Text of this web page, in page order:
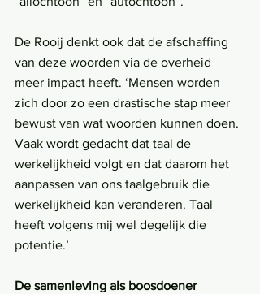
De Rooij denkt ook dat de afschaffing
van deze woorden via de overheid
meer impact heeft. ‘Mensen worden
zich door zo een drastische stap meer
bewust van wat woorden kunnen doen.
Vaak wordt gedacht dat taal de
werkelijkheid volgt en dat daarom het
aanpassen van ons taalgebruik die
werkelijkheid kan veranderen. Taal
heeft volgens mij wel degelijk die
potentie.’
De samenleving als boosdoener